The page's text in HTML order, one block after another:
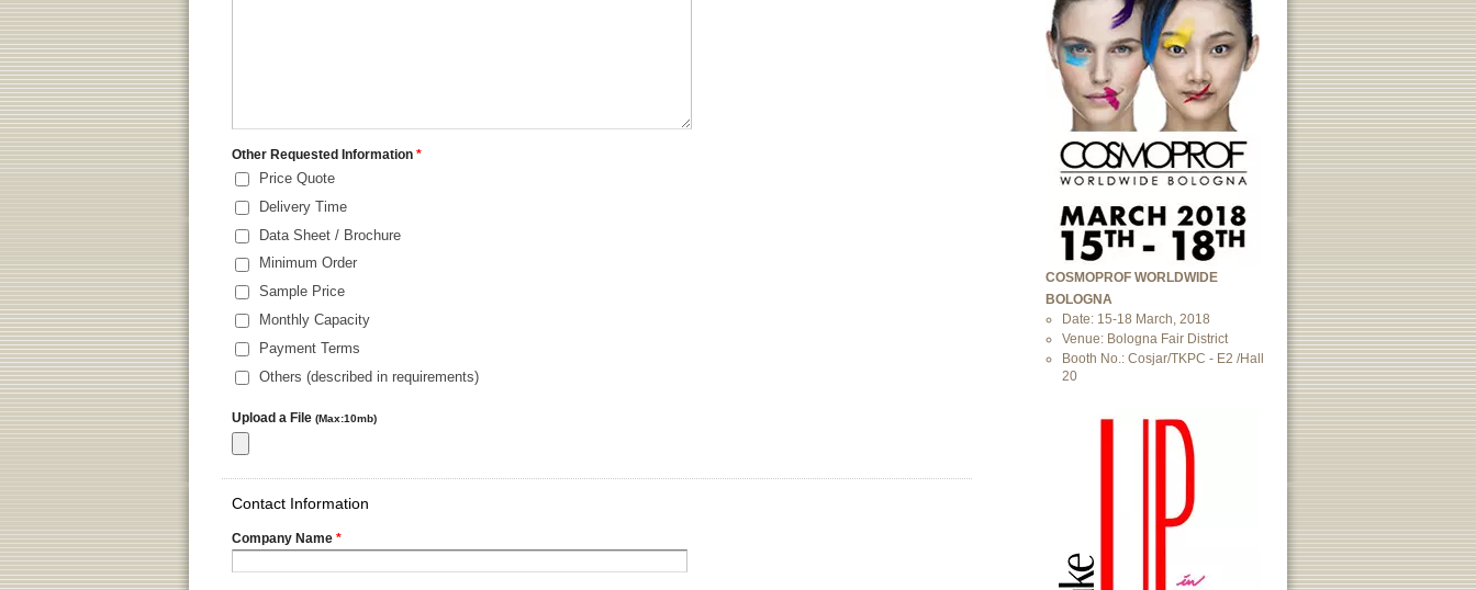
COSMOPROF WORLDWIDE
BOLOGNA
Date: 15-18 March, 2018
Venue: Bologna Fair District
Booth No.: Cosjar/TKPC - E2 /Hall
20